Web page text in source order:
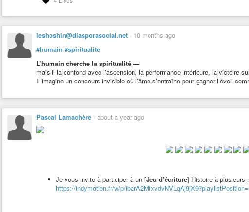
leshoshin@diasporasocial.net - 10 months ago
#humain #spiritualite
L’humain cherche la spiritualité —
mais il la confond avec l’ascension, la performance intérieure, la victoire
Il imagine un concours invisible où l’âme s’entraîne pour gagner l’éveil
Pascal Lamachère - about a year ago
Je vous invite à participer à un [Jeu d’écriture] Histoire à plusieurs
https://indymotion.fr/w/p/